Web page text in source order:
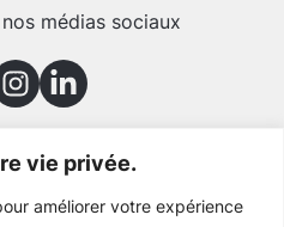
vie privée.
améliorer votre expérience
médias sociaux
partenaires